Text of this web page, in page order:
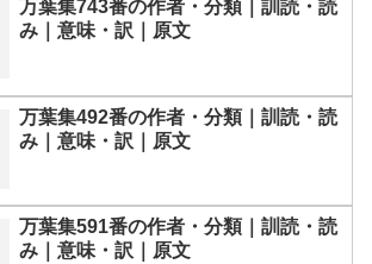
万葉集743番の作者・分類｜訓読・読
み｜意味・訳｜原文
万葉集492番の作者・分類｜訓読・読
み｜意味・訳｜原文
万葉集591番の作者・分類｜訓読・読
み｜意味・訳｜原文